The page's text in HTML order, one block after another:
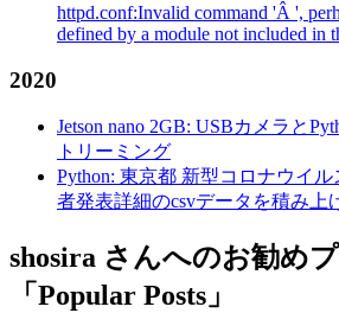
httpd.conf:Invalid command 'Â ',
defined by a module not included in
2020
Jetson nano 2GB: USBカメラと
トリーミング
Python: 東京都 新型コロナウイ
者発表詳細のcsvデータを積み上
shosira さんへのお勧め
「Popular Posts」